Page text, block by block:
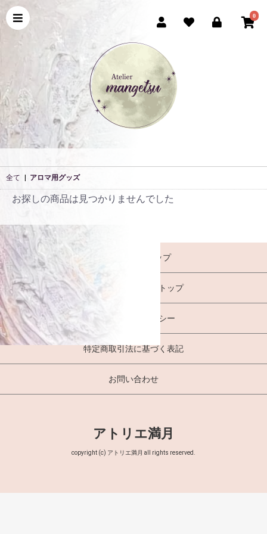
0
全て アロマ用グッズ
お探しの商品は見つかりませんでした
ホームページトップ
オンラインショップトップ
プライバシーポリシー
特定商取引法に基づく表記
お問い合わせ
アトリエ満月
copyright (c) アトリエ満月 all rights reserved.